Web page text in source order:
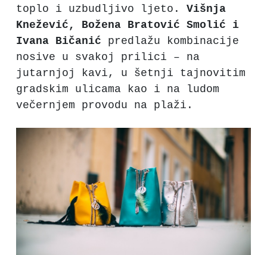
toplo i uzbudljivo ljeto. Višnja
Knežević, Božena Bratović Smolić i
Ivana Bičanić predlažu kombinacije
nosive u svakoj prilici – na
jutarnjoj kavi, u šetnji tajnovitim
gradskim ulicama kao i na ludom
večernjem provodu na plaži.